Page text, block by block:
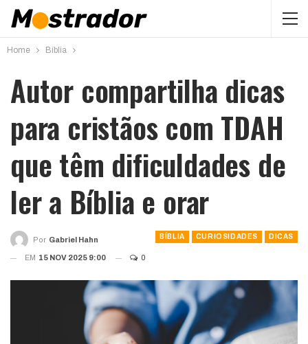
Home Bíblia
Autor compartilha dicas
para cristãos com TDAH
que têm dificuldades de
ler a Bíblia e orar
BÍBLIA CURIOSIDADES DICAS
Por Gabriel Hahn
EM 15 NOV 2025 9:00 0